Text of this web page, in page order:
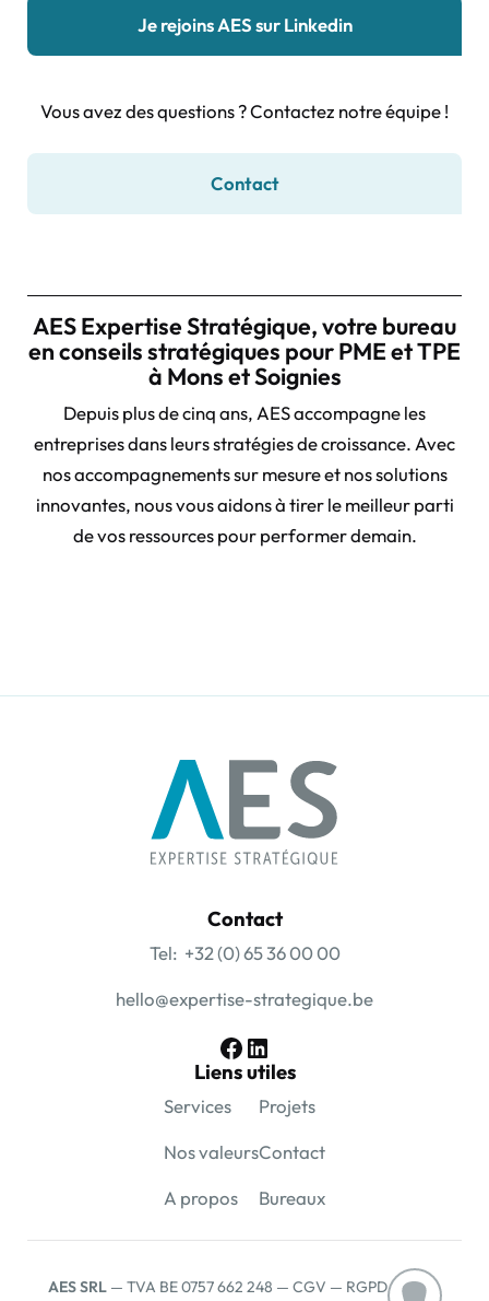
Je rejoins AES sur Linkedin
Vous avez des questions ? Contactez notre équipe !
Contact
AES Expertise Stratégique, votre bureau
en conseils stratégiques pour PME et TPE
à Mons et Soignies
Depuis plus de cinq ans, AES accompagne les
entreprises dans leurs stratégies de croissance. Avec
nos accompagnements sur mesure et nos solutions
innovantes, nous vous aidons à tirer le meilleur parti
de vos ressources pour performer demain.
Contact
Tel: +32 (0) 65 36 00 00
hello@expertise-strategique.be
Facebook LinkedIn
Liens utiles
Services
Nos valeurs
A propos
Projets
Contact
Bureaux
AES SRL— TVA BE 0757 662 248 — CGV — RGPD